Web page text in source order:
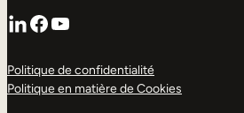
LinkedIn
Facebook
YouTube
Politique de confidentialité
Politique en matière de Cookies